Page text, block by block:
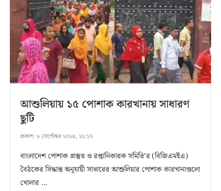
আশুলিয়ায় ১৫ পোশাক কারখানায় সাধারণ
ছুটি
প্রকাশ: ৮ সেপ্টেম্বর ২০২৪, ১২:১৭
বাংলাদেশ পোশাক প্রস্তুত ও রপ্তানিকারক সমিতি’র (বিজিএমইএ)
বৈঠকের সিদ্ধান্ত অনুযায়ী সাভারের আশুলিয়ার পোশাক কারখানাগুলো
খোলার …